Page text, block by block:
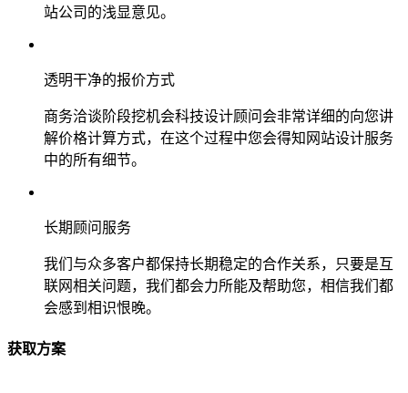
站公司的浅显意见。
透明干净的报价方式
商务洽谈阶段挖机会科技设计顾问会非常详细的向您讲
解价格计算方式，在这个过程中您会得知网站设计服务
中的所有细节。
长期顾问服务
我们与众多客户都保持长期稳定的合作关系，只要是互
联网相关问题，我们都会力所能及帮助您，相信我们都
会感到相识恨晚。
获取方案